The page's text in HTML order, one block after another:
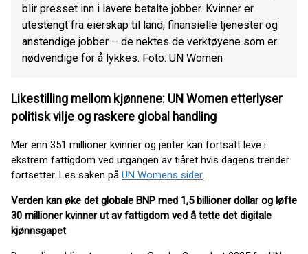
blir presset inn i lavere betalte jobber. Kvinner er
utestengt fra eierskap til land, finansielle tjenester og
anstendige jobber – de nektes de verktøyene som er
nødvendige for å lykkes. Foto: UN Women
Likestilling mellom kjønnene: UN Women etterlyser
politisk vilje og raskere global handling
Mer enn 351 millioner kvinner og jenter kan fortsatt leve i
ekstrem fattigdom ved utgangen av tiåret hvis dagens trender
fortsetter. Les saken på UN Womens sider.
Verden kan øke det globale BNP med 1,5 billioner dollar og løfte
30 millioner kvinner ut av fattigdom ved å tette det digitale
kjønnsgapet